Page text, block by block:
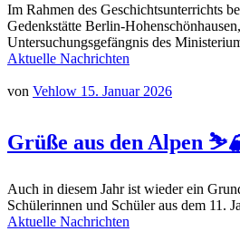
Im Rahmen des Geschichtsunterrichts
Gedenkstätte Berlin-
Untersuchungsgefängnis des
Aktuelle Nachrichten
von Vehlow 15. Januar 2026
Grüße aus den Alpen
Auch in diesem Jahr ist wieder ein
Schülerinnen und Schüler aus dem 11.
Aktuelle Nachrichten